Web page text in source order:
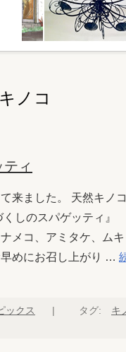
キノコ
ィ
来ました。 天然キノ
くしのスパゲッティ』
メコ、アミタケ、ム
めにお召し上がり …
ックス | タグ:
キ